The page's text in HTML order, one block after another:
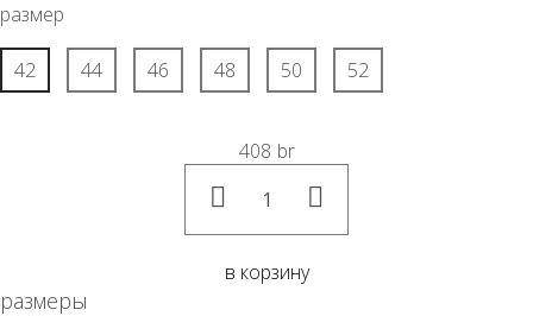
размер
42 44 46 48 50 52
br
408
в корзину
размеры